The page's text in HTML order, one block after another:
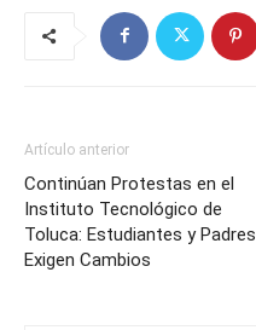
Artículo anterior
Continúan Protestas en el
Instituto Tecnológico de
Toluca: Estudiantes y Padres
Exigen Cambios